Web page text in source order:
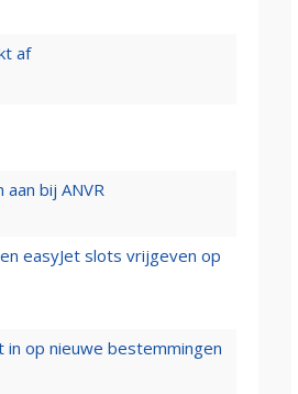
af
bij ANVR
easyJet slots vrijgeven op
in op nieuwe bestemmingen